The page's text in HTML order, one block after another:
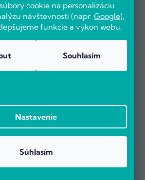
cookie na personalizáciu
návštevnosti (napr. Google),
funkcie a výkon webu.
Souhlasím
Nastavenie
Súhlasím